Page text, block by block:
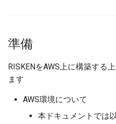
準備
RISKENをAWS上に構築する
ます
AWS環境について
本ドキュメントでは